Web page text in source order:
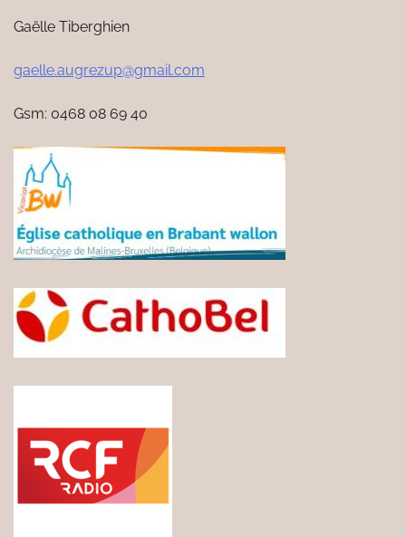
Gaëlle Tiberghien
gaelle.augrezup@gmail.com
Gsm: 0468 08 69 40